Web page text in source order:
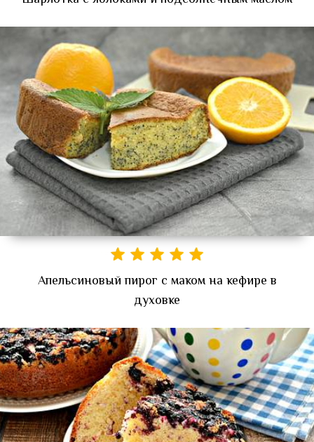
Апельсиновый пирог с маком на кефире в
духовке